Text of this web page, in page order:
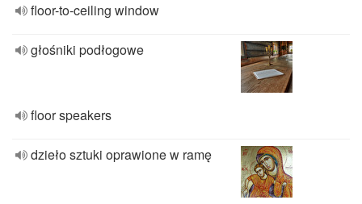
floor-to-ceiling window
głośniki podłogowe
floor speakers
dzieło sztuki oprawione w ramę